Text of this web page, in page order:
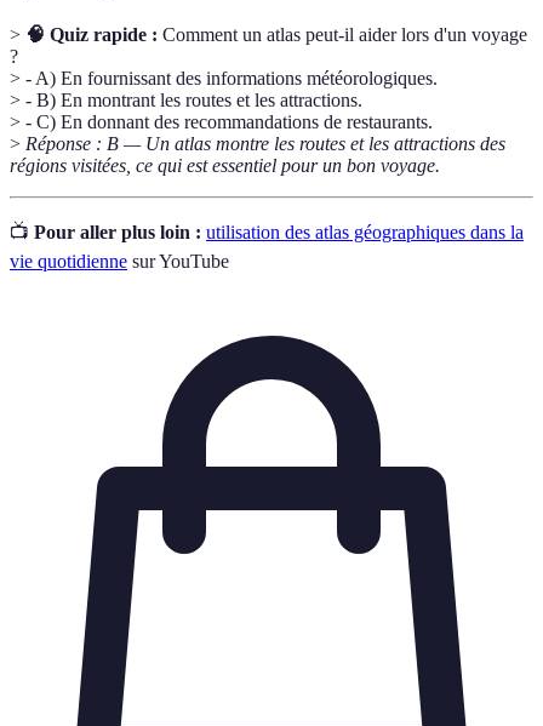
> 🧠 Quiz rapide : Comment un atlas peut-il aider lors d'un voyage
?
> - A) En fournissant des informations météorologiques.
> - B) En montrant les routes et les attractions.
> - C) En donnant des recommandations de restaurants.
> Réponse : B — Un atlas montre les routes et les attractions des
régions visitées, ce qui est essentiel pour un bon voyage.
📺 Pour aller plus loin : utilisation des atlas géographiques dans la
vie quotidienne sur YouTube